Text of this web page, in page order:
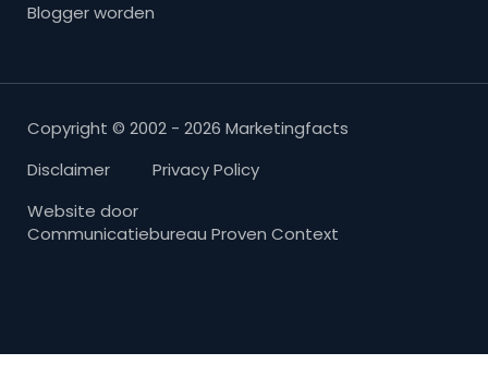
Blogger worden
Copyright © 2002 - 2026 Marketingfacts
Disclaimer
Privacy Policy
Website door
Communicatiebureau Proven Context